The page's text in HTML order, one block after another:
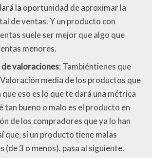
la oportunidad de aproximar la
de ventas. Y un producto con
suele ser mejor que algo que
menores.
valoraciones: Tambiéntienes que
media de los productos que
eso es lo que te dará una métrica
tan bueno o malo es el producto en
de los compradores que ya lo han
que, si un producto tiene malas
(de 3 o menos), pasa al siguiente.